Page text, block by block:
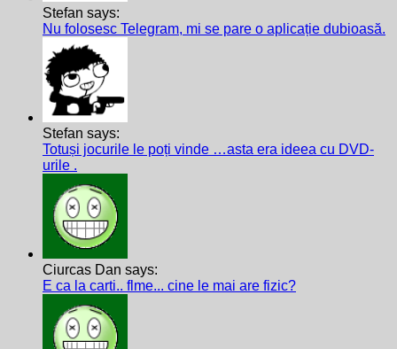
Stefan says:
Nu folosesc Telegram, mi se pare o aplicație dubioasă.
Stefan says:
Totuși jocurile le poți vinde …asta era ideea cu DVD-
urile .
Ciurcas Dan says:
E ca la carti.. flme... cine le mai are fizic?